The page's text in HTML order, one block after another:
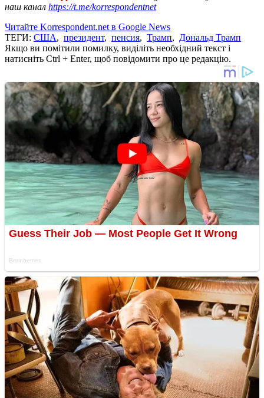
наш канал https://t.me/korrespondentnet
Читайте Korrespondent.net в Google News
ТЕГИ: США, президент, пенсия, Трамп, Дональд Трамп
Якщо ви помітили помилку, виділіть необхідний текст і
натисніть Ctrl + Enter, щоб повідомити про це редакцію.